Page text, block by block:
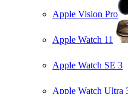
Apple Vision Pro
Apple Watch 11
Apple Watch SE 3
Apple Watch Ultra